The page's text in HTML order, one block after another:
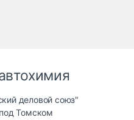
деловой союз"
Томском